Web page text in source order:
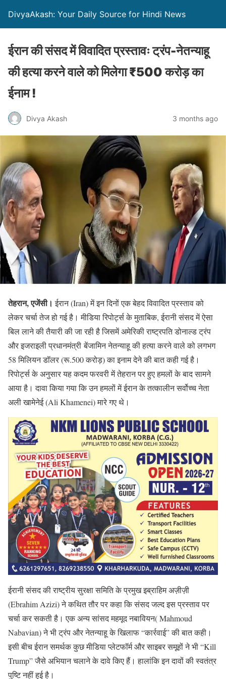
DivyaAkash: Your Daily Source for Hindi News
ईरान की संसद में विवादित प्रस्तावः ट्रंप-नेतन्याहू
की हत्या करने वाले को मिलेगा ₹500 करोड़ का
ईनाम !
Divya Akash 3 months ago
तेहरान, एजेंसी। ईरान (Iran) में इन दिनों एक बेहद विवादित प्रस्ताव को
लेकर चर्चा तेज हो गई है। मीडिया रिपोर्ट्स के मुताबिक, ईरानी संसद में ऐसा
बिल लाने की तैयारी की जा रही है जिसमें अमेरिकी राष्ट्रपति डोनाल्ड ट्रंप
और इजराइली प्रधानमंत्री बेंजामिन नेतन्याहू की हत्या करने वाले को लगभग
58 मिलियन डॉलर (रू.500 करोड़) का इनाम देने की बात कही गई है।
रिपोर्ट्स के अनुसार यह कदम फरवरी में तेहरान पर हुए हमलों के बाद सामने
आया है। दावा किया गया कि उन हमलों में ईरान के तत्कालीन सर्वोच्च नेता
अली खामेनेई (Ali Khamenei) मारे गए थे।
ईरानी संसद की राष्ट्रीय सुरक्षा समिति के प्रमुख इब्राहिम अज़ीज़ी
(Ebrahim Azizi) ने कथित तौर पर कहा कि संसद जल्द इस प्रस्ताव पर
चर्चा कर सकती है। एक अन्य सांसद महमूद नबावियन( Mahmoud
Nabavian) ने भी ट्रंप और नेतन्याहू के खिलाफ “कार्रवाई” की बात कही।
इसी बीच ईरान समर्थक कुछ मीडिया प्लेटफॉर्म और साइबर समूहों ने भी “Kill
Trump” जैसे अभियान चलाने के दावे किए हैं। हालांकि इन दावों की स्वतंत्र
पुष्टि नहीं हुई है।